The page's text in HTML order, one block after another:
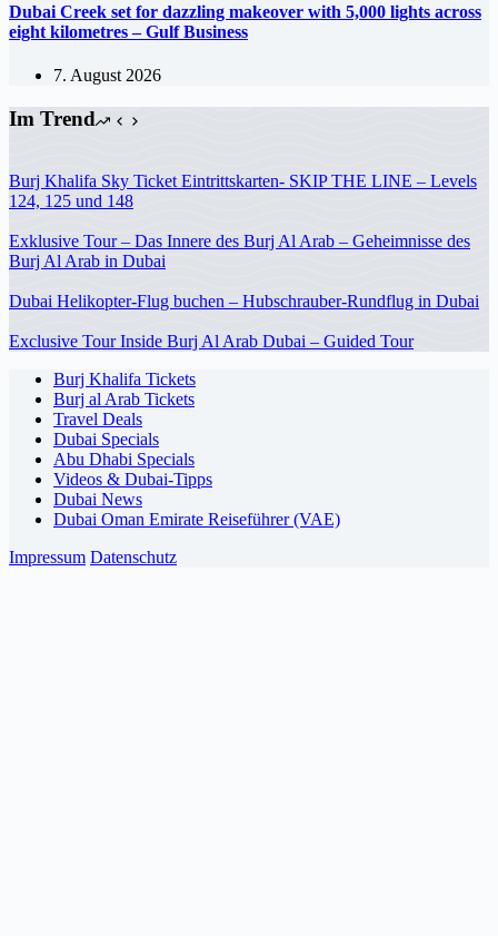
Dubai Creek set for dazzling makeover with 5,000 lights across
eight kilometres – Gulf Business
7. August 2026
Im Trend
Burj Khalifa Sky Ticket Eintrittskarten- SKIP THE LINE – Levels
124, 125 und 148
Exklusive Tour – Das Innere des Burj Al Arab – Geheimnisse des
Burj Al Arab in Dubai
Dubai Helikopter-Flug buchen – Hubschrauber-Rundflug in Dubai
Exclusive Tour Inside Burj Al Arab Dubai – Guided Tour
Burj Khalifa Tickets
Burj al Arab Tickets
Travel Deals
Dubai Specials
Abu Dhabi Specials
Videos & Dubai-Tipps
Dubai News
Dubai Oman Emirate Reiseführer (VAE)
Impressum Datenschutz